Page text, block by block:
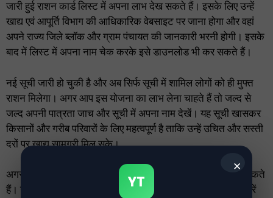
जारी हुई राशन कार्ड लिस्ट में अपना लाभ देख सकते हैं। इसके लिए उन्हें
खाद्य एवं आपूर्ति विभाग की आधिकारिक वेबसाइट पर जाना होगा और वहां
अपने राज्य जिले ब्लॉक और ग्राम पंचायत की जानकारी भरनी होगी। इसके
बाद में लिस्ट में अपना नाम चेक करके इसे डाउनलोड भी कर सकते हैं।
नई सूची जारी हो चुकी है और अब सिर्फ सूची में शामिल लोगों को ही मुफ्त
राशन मिलेगा। अगर आप इस योजना का लाभ लेना चाहते हैं तो जल्द से
जल्द अपनी पात्रता जाच और सूची में अपना नाम देखें। यह सूची खासकर
किसानों और गरीब परिवारों के लिए महत्वपूर्ण है ताकि उन्हें उचित और सस्ती
दरों पर खाद्य सामग्री मिल सके।
अगर आप अपना नाम इस सूची में है तो आप मुफ़्त रासन का लाभ उठा सकते
हैं। जल्दी से वेबसाइट पर जाकर अपना नाम चेक करें और सुनिश्चित करें
✕
YT